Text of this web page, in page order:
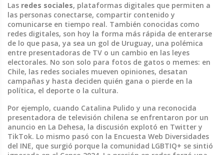
Las redes sociales, plataformas digitales que permiten a
las personas conectarse, compartir contenido y
comunicarse en tiempo real. También conocidas como
redes digitales, son hoy la forma más rápida de enterarse
de lo que pasa, ya sea un gol de Uruguay, una polémica
entre presentadoras de TV o un cambio en las leyes
electorales. No son solo para fotos de gatos o memes: en
Chile, las redes sociales mueven opiniones, desatan
campañas y hasta deciden quién gana o pierde en la
política, el deporte o la cultura.
Por ejemplo, cuando Catalina Pulido y una reconocida
presentadora de televisión chilena se enfrentaron por un
anuncio en La Dehesa, la discusión explotó en Twitter y
TikTok. Lo mismo pasó con la Encuesta Web Diversidades
del INE, que surgió porque la comunidad LGBTIQ+ se sintió